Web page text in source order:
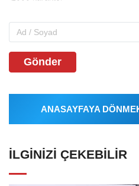
Gönder
ANASAYFAYA
İLGINIZI ÇEKEBILIR